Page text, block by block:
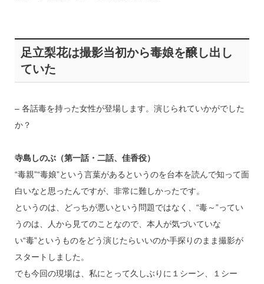
足立梨花は撮影当初から毒娘を醸し出し
ていた
– 各話毒を持った女性が登場します。演じられていかがでした
か？
寺島しのぶ（第一話・二話、佳香役）
“毒親”“毒娘”という言葉があるというのを台本を読んで知って面
白いなと思ったんですが、非常に難しかったです。
というのは、どっちが悪いという問題ではなく、“毒～”ってい
うのは、人から見てのことなので、本人が気づいていな
い“毒”というものをどう演じたらいいのか手探りのまま撮影が
スタートしました。
でも今回の現場は、私にとって久しぶりに１シーン、１シー